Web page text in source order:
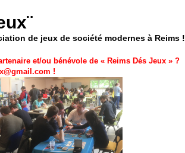
de jeux de société modernes à Reims !
et/ou bénévole de « Reims Dés Jeux » ?
!